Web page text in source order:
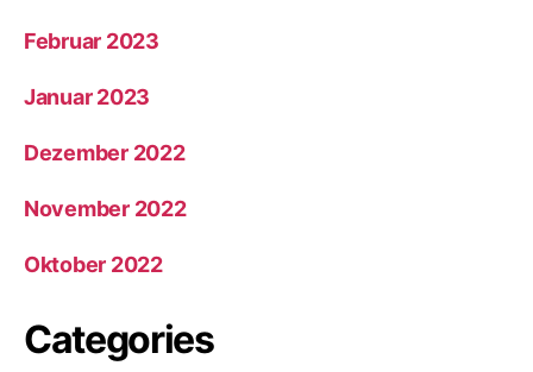
Februar 2023
Januar 2023
Dezember 2022
November 2022
Oktober 2022
Categories